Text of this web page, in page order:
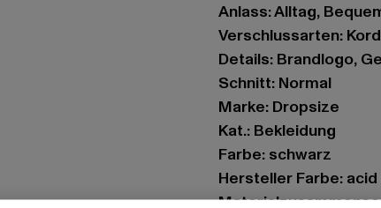
Anlass: Alltag,
Verschlussarten:
Details: Brandlogo,
Schnitt: Normal
Marke: Dropsize
Kat.: Bekleidung
Farbe: schwarz
Hersteller Farbe: